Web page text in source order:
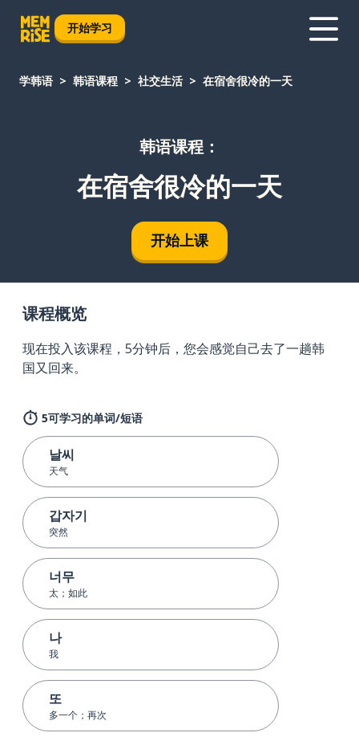
开始学习
学韩语 韩语课程 社交生活 在宿舍很冷的一天
韩语课程：
在宿舍很冷的一天
开始上课
课程概览
现在投入该课程，5分钟后，您会感觉自己去了一趟韩
国又回来。
5可学习的单词/短语
날씨
天气
갑자기
突然
너무
太；如此
나
我
또
多一个；再次